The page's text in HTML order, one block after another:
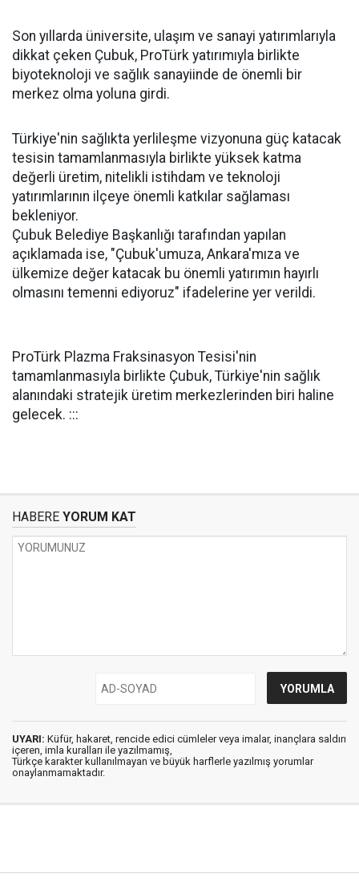
Son yıllarda üniversite, ulaşım ve sanayi yatırımlarıyla
dikkat çeken Çubuk, ProTürk yatırımıyla birlikte
biyoteknoloji ve sağlık sanayiinde de önemli bir
merkez olma yoluna girdi.
Türkiye'nin sağlıkta yerlileşme vizyonuna güç katacak
tesisin tamamlanmasıyla birlikte yüksek katma
değerli üretim, nitelikli istihdam ve teknoloji
yatırımlarının ilçeye önemli katkılar sağlaması
bekleniyor.
Çubuk Belediye Başkanlığı tarafından yapılan
açıklamada ise, "Çubuk'umuza, Ankara'mıza ve
ülkemize değer katacak bu önemli yatırımın hayırlı
olmasını temenni ediyoruz" ifadelerine yer verildi.
ProTürk Plazma Fraksinasyon Tesisi'nin
tamamlanmasıyla birlikte Çubuk, Türkiye'nin sağlık
alanındaki stratejik üretim merkezlerinden biri haline
gelecek. :::
HABERE YORUM KAT
UYARI: Küfür, hakaret, rencide edici cümleler veya imalar, inançlara saldırı
içeren, imla kuralları ile yazılmamış,
Türkçe karakter kullanılmayan ve büyük harflerle yazılmış yorumlar
onaylanmamaktadır.